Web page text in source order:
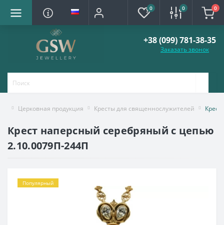
0 0 0
+38 (099) 781-38-35
Заказать звонок
Церковная продукция Кресты для священнослужителей
Крест наперсный серебряный с цепью
2.10.0079П-244П
Популярный